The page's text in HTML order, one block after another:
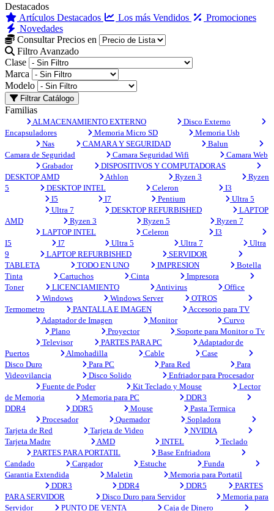
Destacados
Artículos Destacados
Los más Vendidos
Promociones
Novedades
Consultar Precios en
Filtro Avanzado
Clase
Marca
Modelo
Filtrar Catálogo
Familias
ALMACENAMIENTO EXTERNO
Disco Externo
Encapsuladores
Memoria Micro SD
Memoria Usb
Nas
CAMARA Y SEGURIDAD
Balun
Camara de Seguridad
Camara Seguridad Wifi
Camara Web
Grabador
DISPOSITIVOS Y COMPUTADORAS
DESKTOP AMD
Athlon Ryzen 3
Ryzen
5
DESKTOP INTEL Celeron
I3
I5
I7 Pentium
Ultra 5
Ultra 7
DESKTOP REFURBISHED
LAPTOP
AMD
Ryzen 3 Ryzen 5
Ryzen 7
LAPTOP INTEL
Celeron
I3
I5
I7 Ultra 5 Ultra 7
Ultra
9
LAPTOP REFURBISHED
SERVIDOR
TABLETA
TODO EN UNO IMPRESION
Botella
Tinta
Cartuchos Cinta
Impresora
Toner
LICENCIAMIENTO Antivirus
Office
Windows
Windows Server
OTROS
Termometro
PANTALLA E IMAGEN
Accesorio para TV
Adaptador de Imagen
Monitor
Curvo
Plano
Proyector
Soporte para Monitor o Tv
Televisor
PARTES PARA PC
Adaptador de
Puertos
Almohadilla Cable
Case
Disco Duro
Para PC Para Red
Para
Videovilancia
Disco Solido
Enfriador para Procesador
Fuente de Poder
Kit Teclado y Mouse
Lector
de Memoria
Memoria para PC
DDR3
DDR4
DDR5 Mouse
Pasta Termica
Procesador
Quemador
Sopladora
Tarjeta de Red
Tarjeta de Video
NVIDIA
Tarjeta Madre
AMD INTEL
Teclado
PARTES PARA PORTATIL
Base Enfriadora
Candado
Cargador Estuche
Funda
Garantia Extendida
Maletin
Memoria para Portatil
DDR3
DDR4 DDR5
PARTES
PARA SERVIDOR
Disco Duro para Servidor
Memoria para
Servidor
PUNTO DE VENTA Caja de Dinero